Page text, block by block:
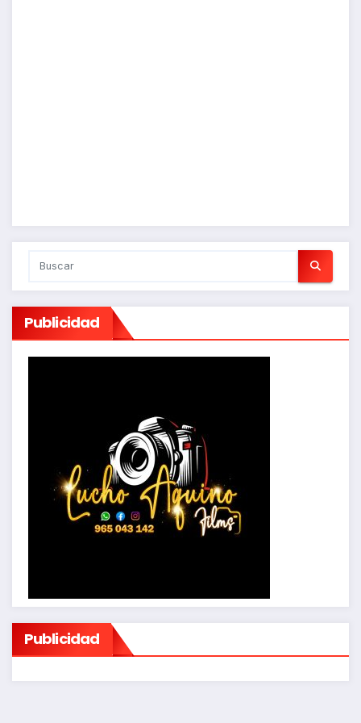
Publicidad
Publicidad